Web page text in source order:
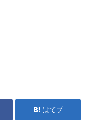
はてブ